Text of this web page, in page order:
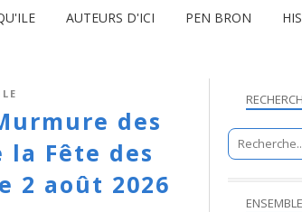
AUTEURS D'ICI PEN BRON
des
la Fête des
2 août 2026